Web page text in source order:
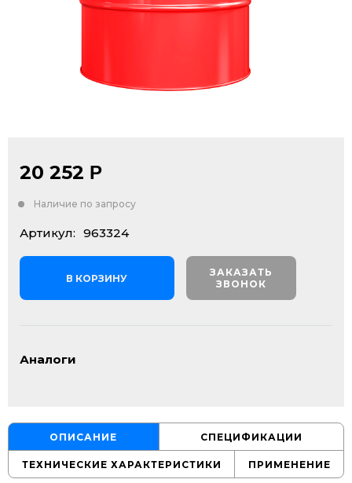
20 252 Р
Наличие по запросу
Артикул: 963324
В КОРЗИНУ
ЗАКАЗАТЬ
ЗВОНОК
Аналоги
ОПИСАНИЕ СПЕЦИФИКАЦИИ
ТЕХНИЧЕСКИЕ ХАРАКТЕРИСТИКИ ПРИМЕНЕНИЕ